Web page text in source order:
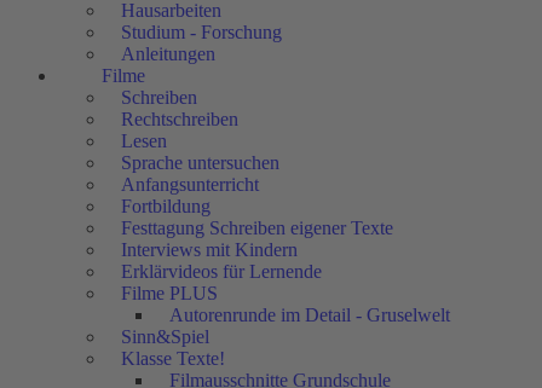
Hausarbeiten
Studium - Forschung
Anleitungen
Filme
Schreiben
Rechtschreiben
Lesen
Sprache untersuchen
Anfangsunterricht
Fortbildung
Festtagung Schreiben eigener Texte
Interviews mit Kindern
Erklärvideos für Lernende
Filme PLUS
Autorenrunde im Detail - Gruselwelt
Sinn&Spiel
Klasse Texte!
Filmausschnitte Grundschule